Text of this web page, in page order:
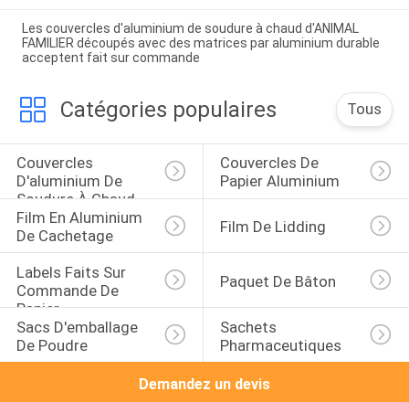
Les couvercles d'aluminium de soudure à chaud d'ANIMAL
FAMILIER découpés avec des matrices par aluminium durable
acceptent fait sur commande
Catégories populaires Tous
Couvercles
D'aluminium De
Soudure À Chaud
Couvercles De
Papier Aluminium
Film En Aluminium
De Cachetage
Film De Lidding
Labels Faits Sur
Commande De
Papier
Paquet De Bâton
Sacs D'emballage
De Poudre
Sachets
Pharmaceutiques
Demandez un devis